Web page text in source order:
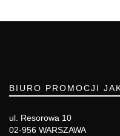
BIURO PROMOCJI
ul. Resorowa 10
02-956 WARSZAWA